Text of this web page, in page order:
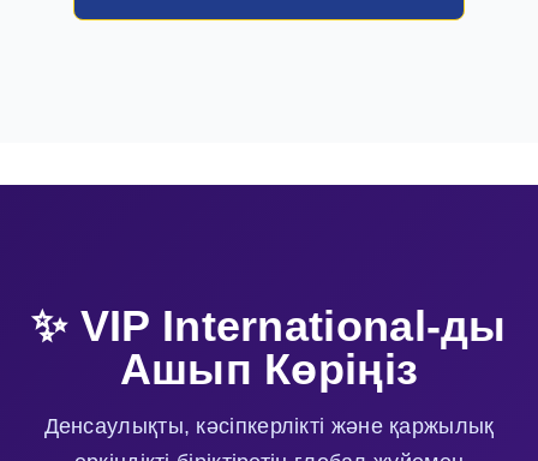
✨ VIP International-ды
Ашып Көріңіз
Денсаулықты, кәсіпкерлікті және қаржылық